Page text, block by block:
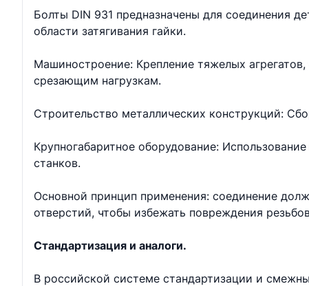
Болты DIN 931 предназначены для соединения
области затягивания гайки.
Машиностроение: Крепление тяжелых
срезающим нагрузкам.
Строительство металлических конструкций:
Крупногабаритное оборудование:
станков.
Основной принцип применения: соединение
отверстий, чтобы избежать повреждения
Стандартизация и аналоги.
В российской системе стандартизации и